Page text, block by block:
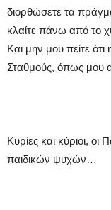
διορθώσετε τα
κλαίτε πάνω από το
Και μην μου πείτε ότι
Σταθμούς, όπως
Κυρίες και κύριοι, οι
παιδικών ψυχών…